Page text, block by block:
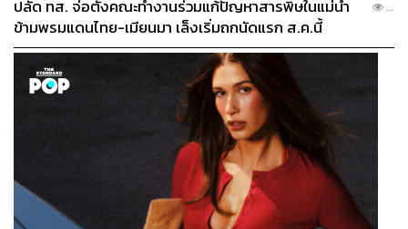
ปลัด ทส. จ่อตั้งคณะทำงานร่วมแก้ปัญหาสารพิษในแม่น้ำ
ข้ามพรมแดนไทย-เมียนมา เล็งเริ่มถกนัดแรก ส.ค.นี้
...